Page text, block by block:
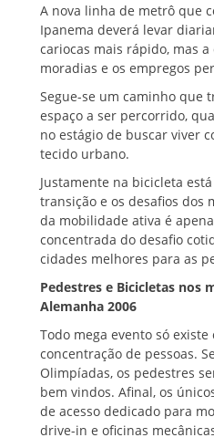
A nova linha de metrô que
Ipanema deverá levar
cariocas mais rápido, mas
moradias e os empregos
Segue-se um caminho que
espaço a ser percorrido,
no estágio de buscar viver
tecido urbano.
Justamente na bicicleta
transição e os desafios dos
da mobilidade ativa é
concentrada do desafio
cidades melhores para as
Pedestres e Bicicletas nos
Alemanha 2006
Todo mega evento só
concentração de pessoas.
Olimpíadas, os pedestres
bem vindos. Afinal, os
de acesso dedicado para
drive-in e oficinas